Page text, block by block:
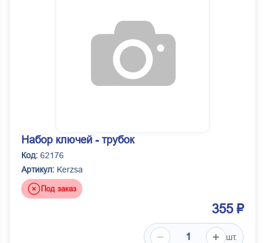
Набор ключей - трубок
Код: 62176
Артикул: Kerzsa
Под заказ
355 ₽
шт.